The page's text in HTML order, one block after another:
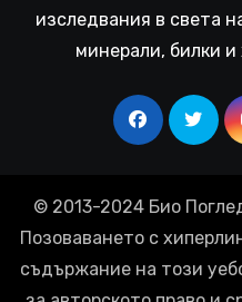
изследвания в света
минерали, билки
© 2013-2024 Био
Позоваването с
съдържание на този